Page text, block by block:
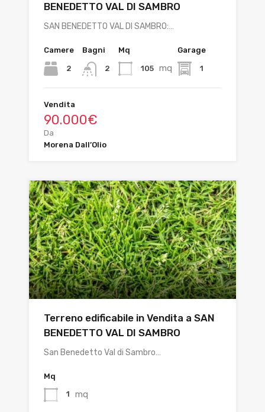
BENEDETTO VAL DI SAMBRO
SAN BENEDETTO VAL DI SAMBRO:…
Camere
2
Bagni
2
Mq
105 mq
Garage
1
Vendita
90.000€
Da
Morena Dall’Olio
Terreno edificabile in Vendita a SAN
BENEDETTO VAL DI SAMBRO
San Benedetto Val di Sambro…
Mq
1 mq